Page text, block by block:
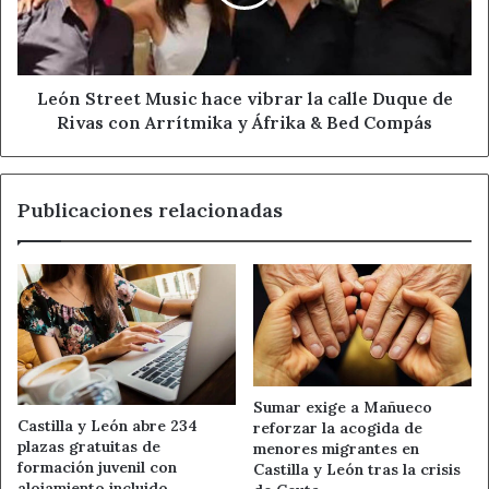
calle
Duque
de
Rivas
&
León Street Music hace vibrar la calle Duque de
Rivas con Arrítmika y Áfrika & Bed Compás
Publicaciones relacionadas
Castilla y León abre 234
plazas gratuitas de
formación juvenil con
Sumar exige a Mañueco
reforzar la acogida de
menores migrantes en
Castilla y León tras la crisis